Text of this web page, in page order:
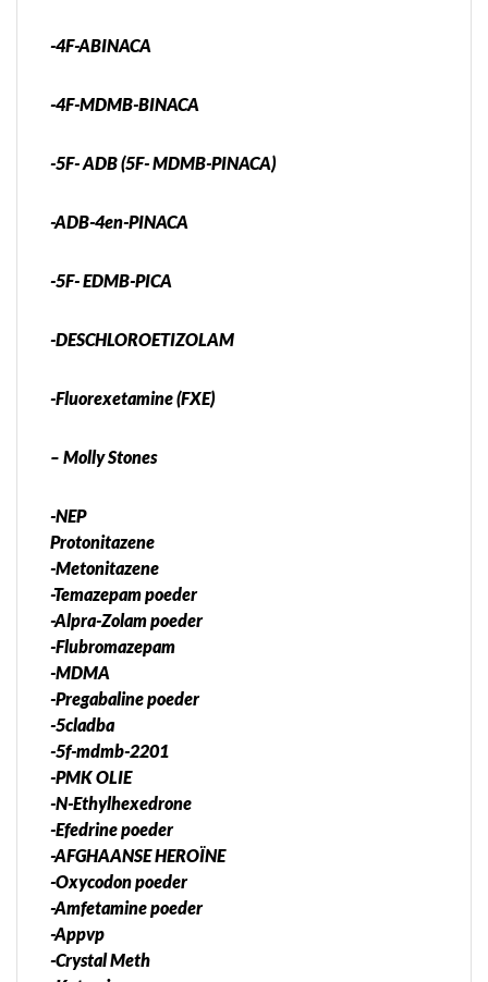
-4F-ABINACA
-4F-MDMB-BINACA
-5F- ADB (5F- MDMB-PINACA)
-ADB-4en-PINACA
-5F- EDMB-PICA
-DESCHLOROETIZOLAM
-Fluorexetamine (FXE)
– Molly Stones
-NEP
Protonitazene
-Metonitazene
-Temazepam poeder
-Alpra-Zolam poeder
-Flubromazepam
-MDMA
-Pregabaline poeder
-5cladba
-5f-mdmb-2201
-PMK OLIE
-N-Ethylhexedrone
-Efedrine poeder
-AFGHAANSE HEROÏNE
-Oxycodon poeder
-Amfetamine poeder
-Appvp
-Crystal Meth